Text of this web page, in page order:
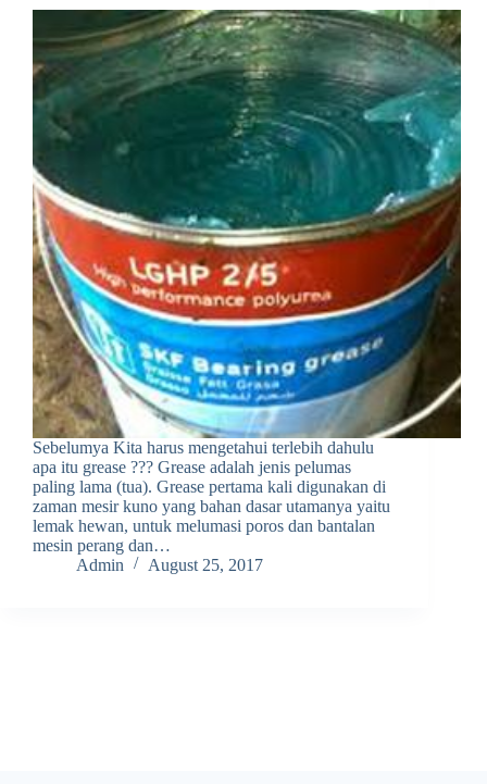
Sebelumya Kita harus mengetahui terlebih dahulu
apa itu grease ??? Grease adalah jenis pelumas
paling lama (tua). Grease pertama kali digunakan di
zaman mesir kuno yang bahan dasar utamanya yaitu
lemak hewan, untuk melumasi poros dan bantalan
mesin perang dan…
Admin
August 25, 2017